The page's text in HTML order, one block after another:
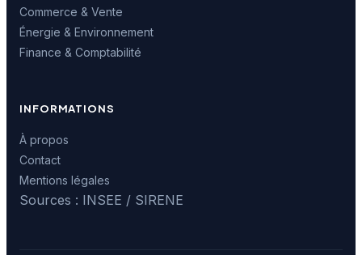
Commerce & Vente
Énergie & Environnement
Finance & Comptabilité
INFORMATIONS
À propos
Contact
Mentions légales
Sources : INSEE / SIRENE